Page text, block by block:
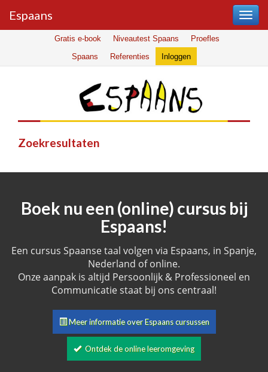
Espaans
Gratis e-book Niveautest Spaans
Proefles
Spaans
Referenties Inloggen
Zoekresultaten
Boek nu een (online) cursus bij
Espaans!
Een cursus Spaanse taal volgen via Espaans, in Spanje,
Nederland of online.
Onze aanpak is altijd Persoonlijk & Professioneel en
Communicatie staat bij ons centraal!
Meer informatie over Espaans cursussen
Ontdek de online leeromgeving